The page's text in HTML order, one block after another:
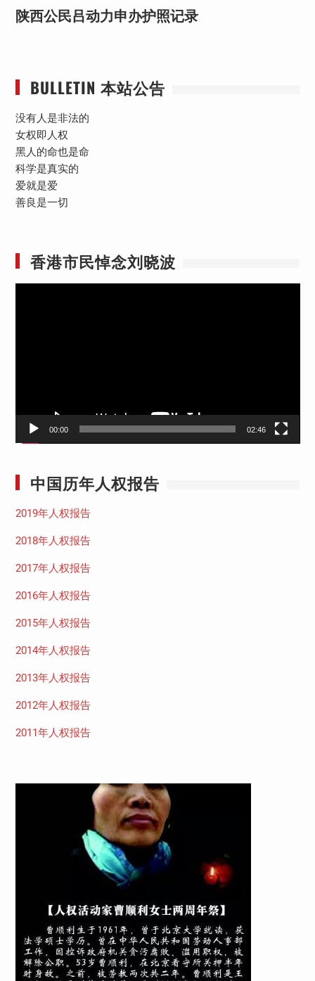
陕西公民吕动力申办护照记录
BULLETIN 本站公告
没有人是非法的
女权即人权
黑人的命也是命
科学是真实的
爱就是爱
善良是一切
香港市民悼念刘晓波
00:00 02:46
中国历年人权报告
2019年人权报告
2018年人权报告
2017年人权报告
2016年人权报告
2015年人权报告
2014年人权报告
2013年人权报告
2012年人权报告
2011年人权报告